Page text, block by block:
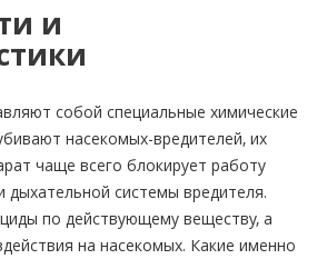
и
собой специальные химические
насекомых-вредителей, их
чаще всего блокирует работу
дыхательной системы вредителя.
по действующему веществу, а
на насекомых. Какие именно